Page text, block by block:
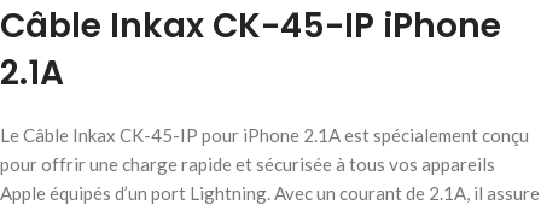
Câble Inkax CK-45-IP iPhone
2.1A
Le Câble Inkax CK-45-IP pour iPhone 2.1A est spécialement conçu
pour offrir une charge rapide et sécurisée à tous vos appareils
Apple équipés d’un port Lightning. Avec un courant de 2.1A, il assure